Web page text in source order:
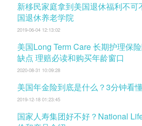
新移民家庭拿到美国退休福利不可不
国退休养老学院
2019-06-04 12:13:02
美国Long Term Care 长期护理保
缺点 理赔必读和购买年龄窗口
2020-08-31 10:09:28
美国年金险到底是什么？3分钟看
2019-12-18 01:23:45
国家人寿集团好不好？National